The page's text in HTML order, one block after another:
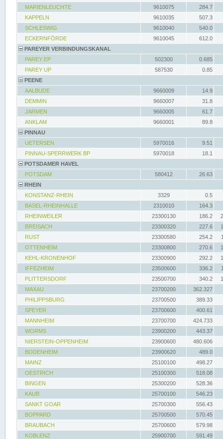
MARIENLEUCHTE
9610075
284.7
KAPPELN
9610035
507.3
SCHLESWIG
9610040
540.0
ECKERNFÖRDE
9610045
612.0
PAREYER VERBINDUNGSKANAL
PAREY EP
502300
0.685
PAREY UP
587530
0.85
PEENE
AALBUDE
9660009
14.9
DEMMIN
9660007
31.8
JARMEN
9660005
61.7
ANKLAM
9660001
89.8
PINNAU
UETERSEN
5970016
9.51
PINNAU-SPERRWERK BP
5970018
18.1
POTSDAMER HAVEL
POTSDAM
580412
26.63
RHEIN
KONSTANZ-RHEIN
3329
0.5
BASEL-RHEINHALLE
2310010
164.3
RHEINWEILER
23300130 186.2
BREISACH
23300320 227.6
RUST
23300580 254.2
OTTENHEIM
23300800 270.6
KEHL-KRONENHOF
23300900 292.2
IFFEZHEIM
23500600 336.2
PLITTERSDORF
23500700 340.2
MAXAU
23700200
362.327
PHILIPPSBURG
23700500
389.33
SPEYER
23700600
400.61
MANNHEIM
23700700
424.733
WORMS
23900200
443.37
NIERSTEIN-OPPENHEIM
23900600
480.606
BODENHEIM
23900620
489.0
MAINZ
25100100
498.27
OESTRICH
25100300
518.08
BINGEN
25300200
528.36
KAUB
25700100
546.23
SANKT GOAR
25700300
556.43
BOPPARD
25700500
570.45
BRAUBACH
25700600
579.98
KOBLENZ
25900700
591.49